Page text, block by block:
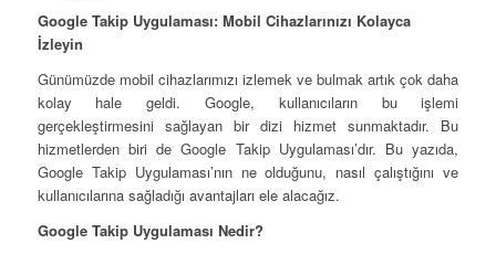
Google Takip Uygulaması: Mobil Cihazlarınızı Kolayca
İzleyin
Günümüzde mobil cihazlarımızı izlemek ve bulmak artık çok daha
kolay hale geldi. Google, kullanıcıların bu işlemi
gerçekleştirmesini sağlayan bir dizi hizmet sunmaktadır. Bu
hizmetlerden biri de Google Takip Uygulaması’dır. Bu yazıda,
Google Takip Uygulaması’nın ne olduğunu, nasıl çalıştığını ve
kullanıcılarına sağladığı avantajları ele alacağız.
Google Takip Uygulaması Nedir?